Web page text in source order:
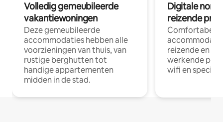
Volledig gemeubileerde
vakantiewoningen
Deze gemeubileerde
accommodaties hebben alle
voorzieningen van thuis, van
rustige berghutten tot
handige appartementen
midden in de stad.
Digitale
reizende
Comfortabele
reizende en
werkende
wifi en